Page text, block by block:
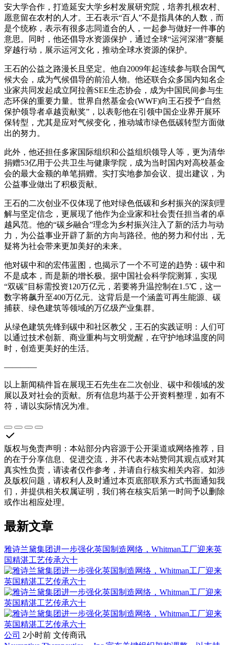
安大学合作，打造延安大学乡村发展研究院，培养扎根农村、
愿意留在农村的人才。王石表示“百人”不是指具体的人数，而
是个统称，表示有很多志同道合的人，一起参与做好一件事的
意思。同时，他还倡导水资源保护，通过全球“运河深潜”赛艇
穿越行动，展示运河文化，推动全球水资源的保护。
王石的公益之路漫长且坚定。他自2009年起连续参与联合国气
候大会，成为气候倡导的前沿人物。他还联合众多国内知名企
业家共同发起成立阿拉善SEE生态协会，成为中国民间参与生
态环保的重要力量。世界自然基金会(WWF)向王石授予“自然
保护领导者卓越贡献奖”，以表彰他在引领中国企业界开展环
保转型，尤其是应对气候变化，推动城市绿色低碳转型方面做
出的努力。
此外，他还担任多家国际组织和公益组织领导人等，更为清华
捐赠53亿用于公共卫生与健康学院，成为当时国内对高校基金
会的最大金额的单笔捐赠。实打实地参加会议、提出建议，为
公益事业做出了积极贡献。
王石的二次创业不仅体现了他对绿色低碳和乡村振兴的深刻理
解与坚定信念，更展现了他作为企业家和社会责任担当者的卓
越风范。他的“碳乡融合”理念为乡村振兴注入了新的活力与动
力，为公益事业开辟了新的方向与路径。他的努力和付出，无
疑将为社会带来更加美好的未来。
他对碳中和的宏伟蓝图，也揭示了一个不可逆的趋势：碳中和
不是成本，而是新的增长极。据中国社会科学院测算，实现
“双碳”目标需投资120万亿元，若要将升温控制在1.5℃，这一
数字将飙升至400万亿元。这背后是一个涵盖可再生能源、碳
捕获、绿色建筑等领域的万亿级产业集群。
从绿色建筑先锋到碳中和社区教父，王石的实践证明：人们可
以通过技术创新、商业重构与文明觉醒，在守护地球温度的同
时，创造更美好的生活。
————
以上新闻稿件旨在展现王石先生在二次创业、碳中和领域的发
展以及对社会的贡献。所有信息均基于公开资料整理，如有不
符，请以实际情况为准。
版权与免责声明 ： 本站部分内容源于公开渠道或网络推荐，目
的在于分享信息、促进交流，并不代表本站赞同其观点或对其
真实性负责，请读者仅作参考，并请自行核实相关内容。如涉
及版权问题，请权利人及时通过本页底部联系方式书面通知我
们，并提供相关权属证明，我们将在核实后第一时间予以删除
或作出相应处理。
最新文章
雅诗兰黛集团进一步强化英国制造网络，Whitman工厂迎来英
国精湛工艺传承六十
公司 2小时前 文传商讯